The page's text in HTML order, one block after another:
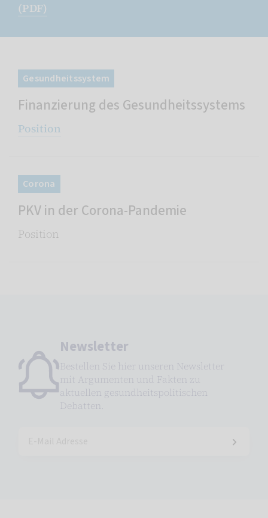
(PDF)
Gesundheitssystem
Finanzierung des Gesundheitssystems
Position
Corona
PKV in der Corona-Pandemie
Position
Newsletter
Bestellen Sie hier unseren Newsletter
mit Argumenten und Fakten zu
aktuellen gesundheitspolitischen
Debatten.